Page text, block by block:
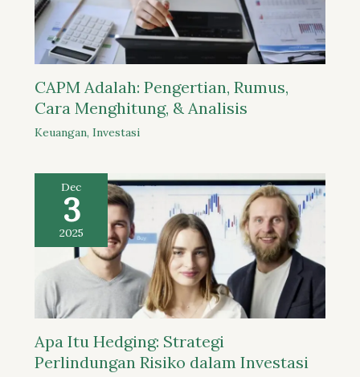
CAPM Adalah: Pengertian, Rumus,
Cara Menghitung, & Analisis
Keuangan, Investasi
Dec
3
2025
Apa Itu Hedging: Strategi
Perlindungan Risiko dalam Investasi